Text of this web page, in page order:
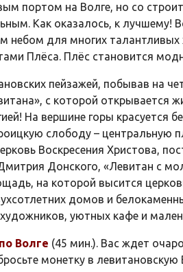
портом на Волге, но со
Как оказалось, к лучшему!
для многих талантливых
Плёса. Плёс становится
пейзажей, побывав на
с которой открывается
На вершине горы красуется
слободу –
Воскресения Христова,
Донского, «Левитан с
на которой высится
домов и
уютных кафе и
Волге (45 мин.). Вас ждет
монетку в